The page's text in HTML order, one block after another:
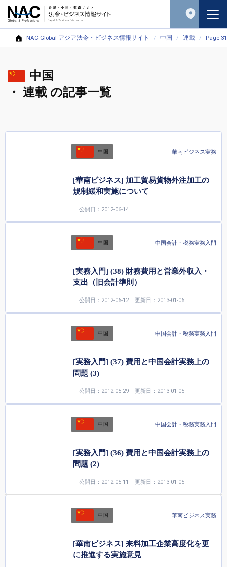
NAC Global アジア法令・ビジネス情報サイト 中国 連載 Page 31
中国
・ 連載 の記事一覧
中国 華南ビジネス実務
[華南ビジネス] 加工貿易貨物外注加工の
規制緩和実施について
公開日：2012-06-14
中国 中国会計・税務実務入門
[実務入門] (38) 財務費用と営業外収入・
支出（旧会計準則）
公開日：2012-06-12 更新日：2013-01-06
中国 中国会計・税務実務入門
[実務入門] (37) 費用と中国会計実務上の
問題 (3)
公開日：2012-05-29 更新日：2013-01-05
中国 中国会計・税務実務入門
[実務入門] (36) 費用と中国会計実務上の
問題 (2)
公開日：2012-05-11 更新日：2013-01-05
中国 華南ビジネス実務
[華南ビジネス] 来料加工企業高度化を更
に推進する実施意見